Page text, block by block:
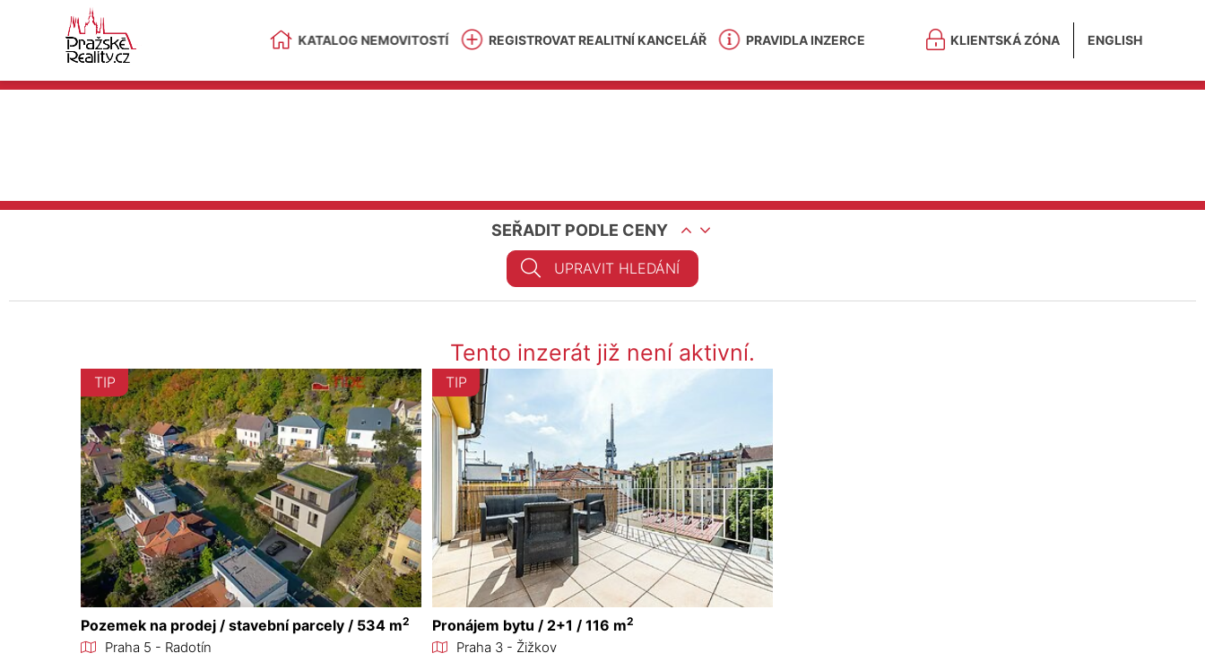
KATALOG NEMOVITOSTÍ REGISTROVAT REALITNÍ KANCELÁŘ PRAVIDLA INZERCE KLIENTSKÁ ZÓNA ENGLISH
SEŘADIT PODLE CENY
UPRAVIT HLEDÁNÍ
Tento inzerát již není aktivní.
TIP
Pozemek na prodej / stavební parcely / 534 m2
Praha 5 - Radotín
TIP
Pronájem bytu / 2+1 / 116 m2
Praha 3 - Žižkov